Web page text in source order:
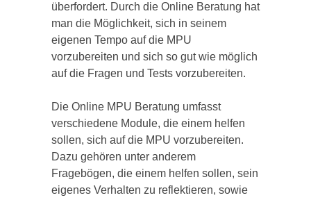
überfordert. Durch die Online Beratung hat
man die Möglichkeit, sich in seinem
eigenen Tempo auf die MPU
vorzubereiten und sich so gut wie möglich
auf die Fragen und Tests vorzubereiten.
Die Online MPU Beratung umfasst
verschiedene Module, die einem helfen
sollen, sich auf die MPU vorzubereiten.
Dazu gehören unter anderem
Fragebögen, die einem helfen sollen, sein
eigenes Verhalten zu reflektieren, sowie